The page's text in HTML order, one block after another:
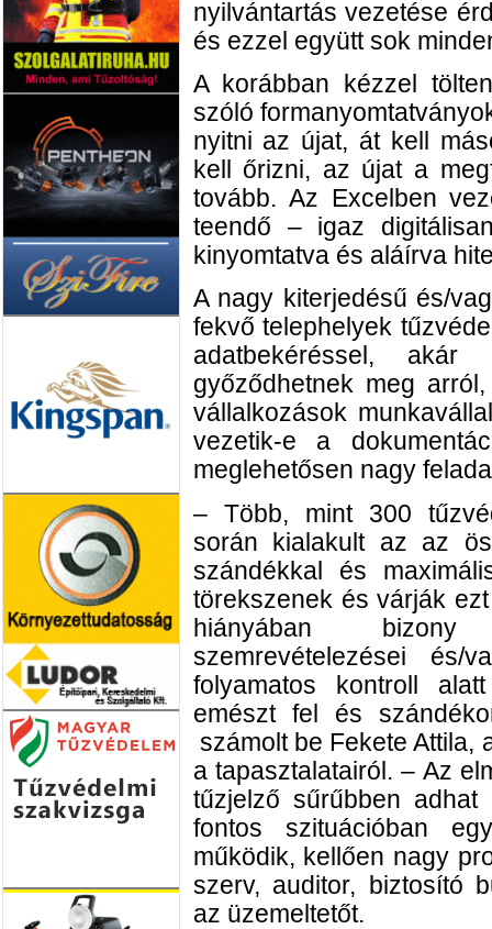
nyilvántartás vezetése
és ezzel együtt sok
A korábban kézzel
szóló
nyitni az újat, át kell
kell őrizni, az újat a
tovább. Az Excelben
teendő – igaz
kinyomtatva és aláírva
A nagy kiterjedésű és/
fekvő telephelyek
adatbekéréssel, akár
győződhetnek meg
vállalkozások
vezetik-e a
meglehetősen nagy
– Több, mint 300
során kialakult az az
szándékkal és
törekszenek és várják
hiányában bizony
szemrevételezései és/
folyamatos kontroll
emészt fel és
számolt be Fekete Attila,
a tapasztalatairól. – Az
tűzjelző sűrűbben
fontos szituációban
működik, kellően nagy
szerv, auditor, biztosító
az üzemeltetőt.